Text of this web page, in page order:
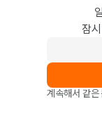
잠
계속해서 같은